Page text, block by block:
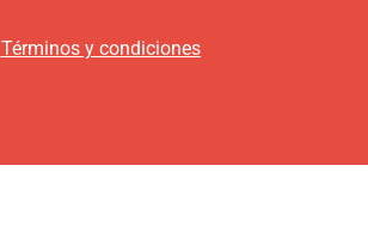
Términos y condiciones